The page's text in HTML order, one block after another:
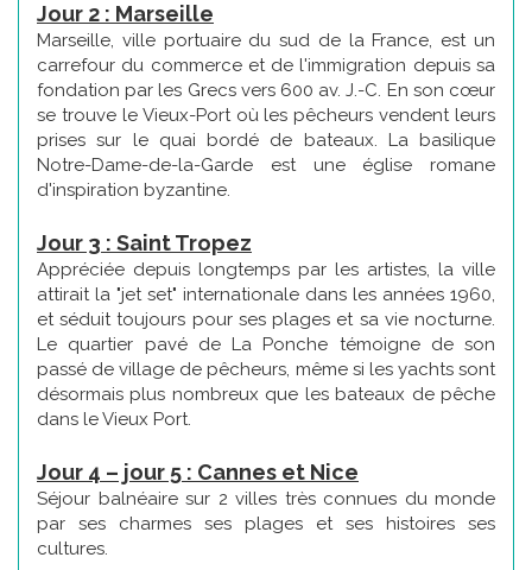
Jour 2 : Marseille
Marseille, ville portuaire du sud de la France, est un
carrefour du commerce et de l'immigration depuis sa
fondation par les Grecs vers 600 av. J.-C. En son cœur
se trouve le Vieux-Port où les pêcheurs vendent leurs
prises sur le quai bordé de bateaux. La basilique
Notre-Dame-de-la-Garde est une église romane
d'inspiration byzantine.
Jour 3 : Saint Tropez
Appréciée depuis longtemps par les artistes, la ville
attirait la "jet set" internationale dans les années 1960,
et séduit toujours pour ses plages et sa vie nocturne.
Le quartier pavé de La Ponche témoigne de son
passé de village de pêcheurs, même si les yachts sont
désormais plus nombreux que les bateaux de pêche
dans le Vieux Port.
Jour 4 – jour 5 : Cannes et Nice
Séjour balnéaire sur 2 villes très connues du monde
par ses charmes ses plages et ses histoires ses
cultures.